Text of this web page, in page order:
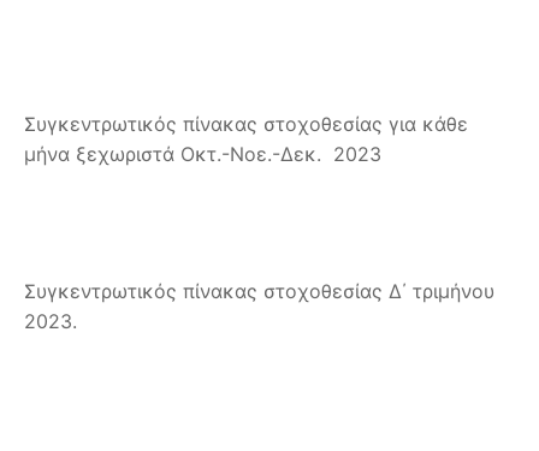
Συγκεντρωτικός πίνακας στοχοθεσίας για κάθε
μήνα ξεχωριστά Οκτ.-Νοε.-Δεκ. 2023
Συγκεντρωτικός πίνακας στοχοθεσίας Δ΄ τριμήνου
2023.